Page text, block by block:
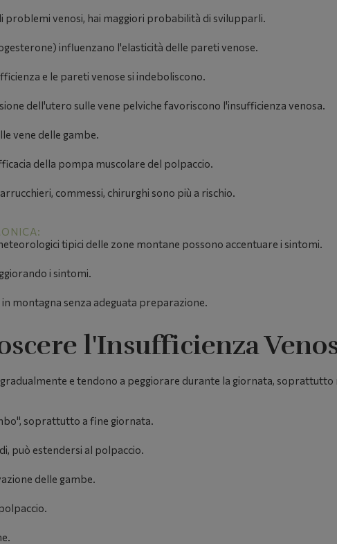
problemi venosi, hai maggiori probabilità di svilupparli.
influenzano l'elasticità delle pareti venose.
e le pareti venose si indeboliscono.
dell'utero sulle vene pelviche favoriscono l'insufficienza venosa.
vene delle gambe.
della pompa muscolare del polpaccio.
commessi, chirurghi sono più a rischio.
tipici delle zone montane possono accentuare i sintomi.
i sintomi.
montagna senza adeguata preparazione.
l'Insufficienza
e tendono a peggiorare durante la giornata, soprattutto
soprattutto a fine giornata.
può estendersi al polpaccio.
delle gambe.